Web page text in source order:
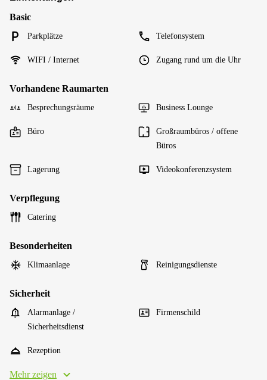
Basic
Parkplätze Telefonsystem
WIFI / Internet Zugang rund um die Uhr
Vorhandene Raumarten
Besprechungsräume Business Lounge
Büro
Großraumbüros / offene
Büros
Lagerung Videokonferenzsystem
Verpflegung
Catering
Besonderheiten
Klimaanlage Reinigungsdienste
Sicherheit
Alarmanlage /
Sicherheitsdienst
Firmenschild
Rezeption
Mehr zeigen